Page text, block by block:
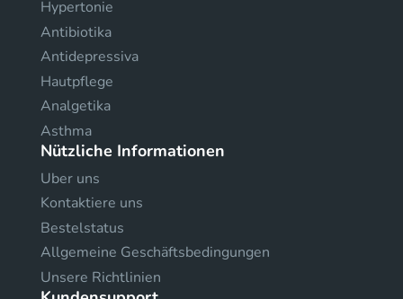
Hypertonie
Antibiotika
Antidepressiva
Hautpflege
Analgetika
Asthma
Nützliche Informationen
Uber uns
Kontaktiere uns
Bestelstatus
Allgemeine Geschäftsbedingungen
Unsere Richtlinien